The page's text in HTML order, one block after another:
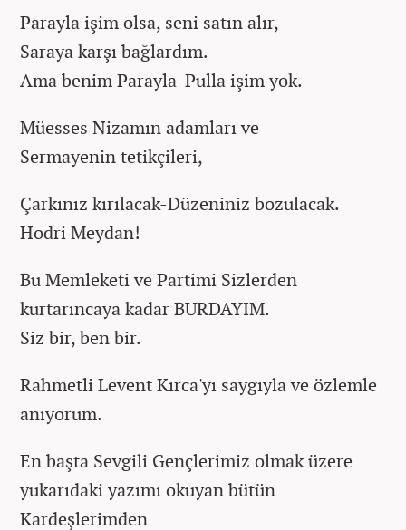
Parayla işim olsa, seni satın alır,
Saraya karşı bağlardım.
Ama benim Parayla-Pulla işim yok.
Müesses Nizamın adamları ve
Sermayenin tetikçileri,
Çarkınız kırılacak-Düzeniniz bozulacak.
Hodri Meydan!
Bu Memleketi ve Partimi Sizlerden
kurtarıncaya kadar BURDAYIM.
Siz bir, ben bir.
Rahmetli Levent Kırca'yı saygıyla ve özlemle
anıyorum.
En başta Sevgili Gençlerimiz olmak üzere
yukarıdaki yazımı okuyan bütün
Kardeşlerimden